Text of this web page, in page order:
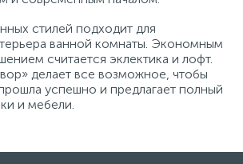
стилей подходит для
ванной комнаты. Экономным
считается эклектика и лофт.
делает все возможное, чтобы
успешно и предлагает полный
и мебели.